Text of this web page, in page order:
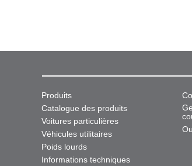
Produits
Catalogue des produits
Voitures particulières
Véhicules utilitaires
Poids lourds
Informations techniques